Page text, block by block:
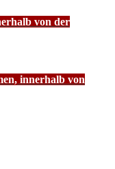
von der
innerhalb von